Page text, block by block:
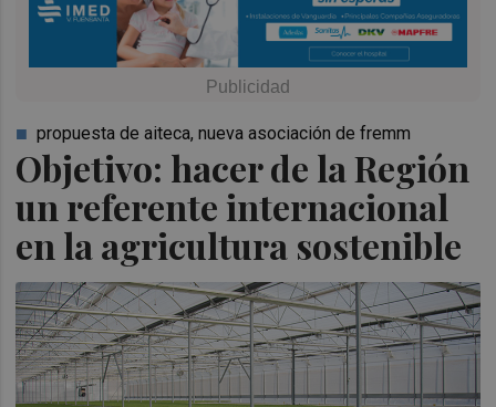
Objetivo: hacer de la Región
un referente internacional
en la agricultura sostenible
propuesta de aiteca, nueva asociación de fremm